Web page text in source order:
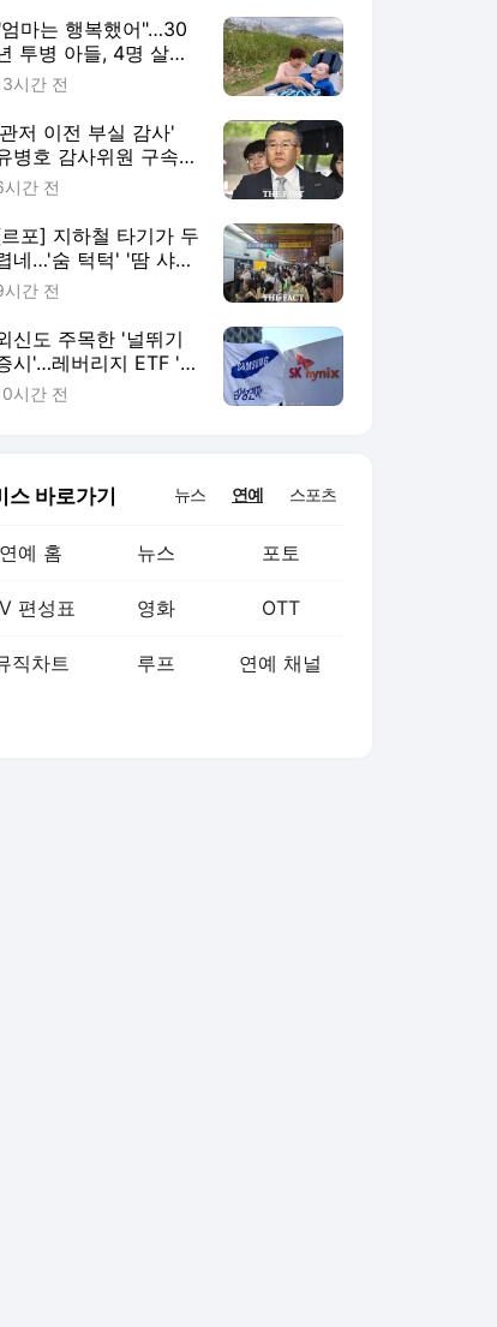
마는 행복했어"…30
투병 아들, 4명 살리
하늘로
시간 전
저 이전 부실 감사'
병호 감사위원 구속적
심 기각
시간 전
포] 지하철 타기가 두
네…'숨 턱턱' '땀 샤워'
거운 승강장
시간 전
신도 주목한 '널뛰기
시'…레버리지 ETF '정
실패' 책임론 공방
시간 전
스 바로가기 뉴스 연예 스포츠
연예 홈 뉴스 포토
편성표 영화 OTT
직차트 루프 연예 채널